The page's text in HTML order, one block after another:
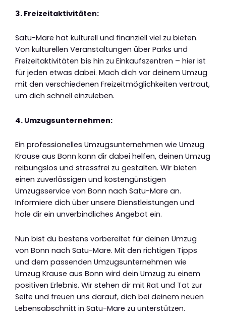
3. Freizeitaktivitäten:
Satu-Mare hat kulturell und finanziell viel zu bieten.
Von kulturellen Veranstaltungen über Parks und
Freizeitaktivitäten bis hin zu Einkaufszentren – hier ist
für jeden etwas dabei. Mach dich vor deinem Umzug
mit den verschiedenen Freizeitmöglichkeiten vertraut,
um dich schnell einzuleben.
4. Umzugsunternehmen:
Ein professionelles Umzugsunternehmen wie Umzug
Krause aus Bonn kann dir dabei helfen, deinen Umzug
reibungslos und stressfrei zu gestalten. Wir bieten
einen zuverlässigen und kostengünstigen
Umzugsservice von Bonn nach Satu-Mare an.
Informiere dich über unsere Dienstleistungen und
hole dir ein unverbindliches Angebot ein.
Nun bist du bestens vorbereitet für deinen Umzug
von Bonn nach Satu-Mare. Mit den richtigen Tipps
und dem passenden Umzugsunternehmen wie
Umzug Krause aus Bonn wird dein Umzug zu einem
positiven Erlebnis. Wir stehen dir mit Rat und Tat zur
Seite und freuen uns darauf, dich bei deinem neuen
Lebensabschnitt in Satu-Mare zu unterstützen.